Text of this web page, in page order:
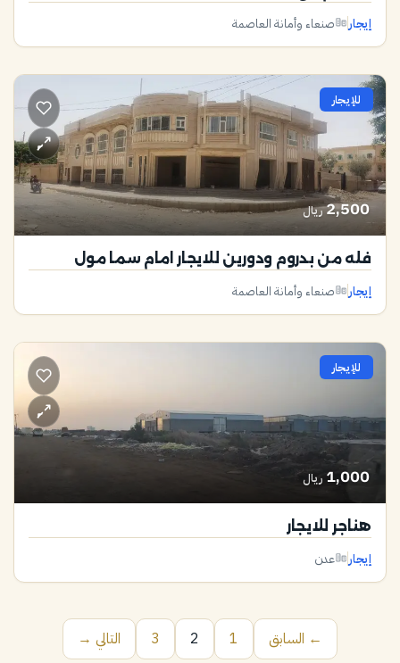
إيجار صنعاء وأمانة العاصمة
للإيجار
2,500 ريال
فله من بدروم ودورين للايجار امام سما مول
إيجار صنعاء وأمانة العاصمة
للإيجار
1,000 ريال
هناجر للايجار
إيجار عدن
← السابق 1
2
3 التالي →